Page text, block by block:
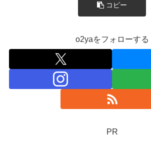
コピー
o2yaをフォローする
PR